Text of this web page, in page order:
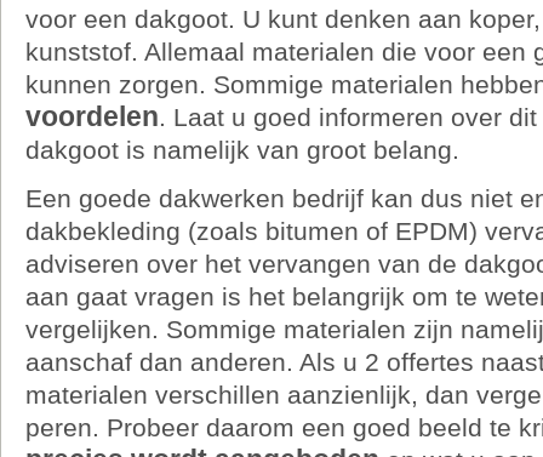
voor een dakgoot. U kunt denken aan
kunststof. Allemaal materialen die voor een
kunnen zorgen. Sommige materialen
voordelen. Laat u goed informeren over
dakgoot is namelijk van groot belang.
Een goede dakwerken bedrijf kan dus niet
dakbekleding (zoals bitumen of EPDM)
adviseren over het vervangen van de
aan gaat vragen is het belangrijk om te
vergelijken. Sommige materialen zijn
aanschaf dan anderen. Als u 2 offertes
materialen verschillen aanzienlijk, dan
peren. Probeer daarom een goed beeld te